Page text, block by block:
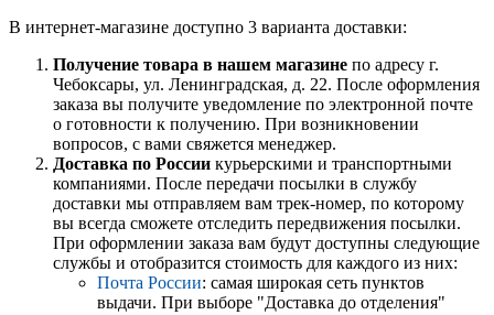
В интернет-магазине доступно 3 варианта доставки:
Получение товара в нашем магазине по адресу г.
Чебоксары, ул. Ленинградская, д. 22. После оформления
заказа вы получите уведомление по электронной почте
о готовности к получению. При возникновении
вопросов, с вами свяжется менеджер.
Доставка по России курьерскими и транспортными
компаниями. После передачи посылки в службу
доставки мы отправляем вам трек-номер, по которому
вы всегда сможете отследить передвижения посылки.
При оформлении заказа вам будут доступны следующие
службы и отобразится стоимость для каждого из них:
Почта России: самая широкая сеть пунктов
выдачи. При выборе "Доставка до отделения"